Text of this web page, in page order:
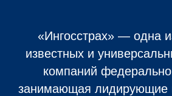
«Ингосстрах» — одна
известных и
компаний
занимающая лидирующие